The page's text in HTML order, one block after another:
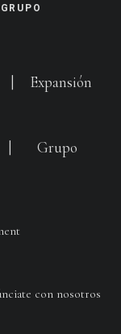
Expansión
Grupo
con nosotros